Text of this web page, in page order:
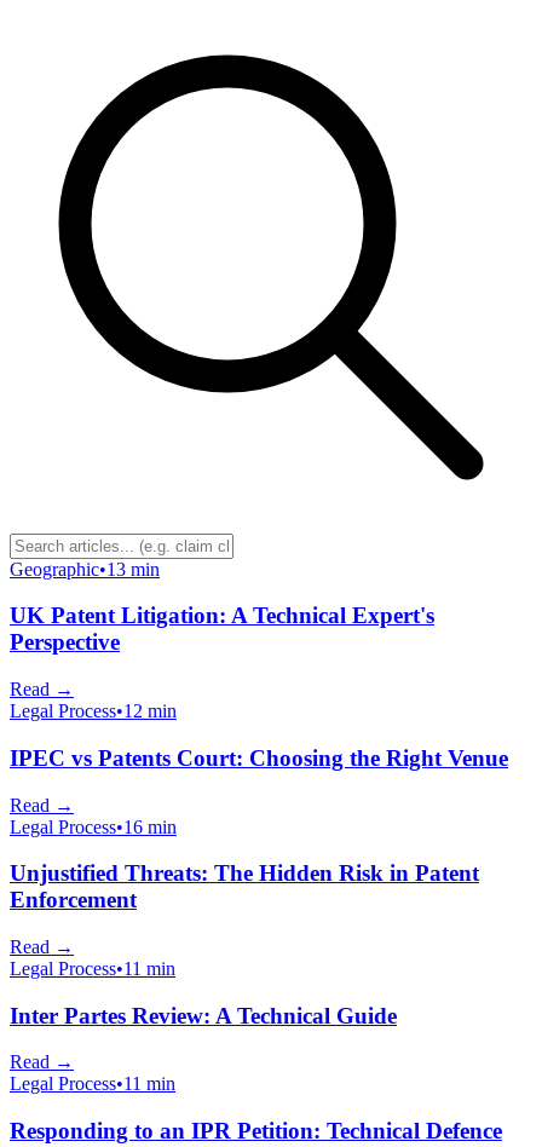
Geographic•13 min
UK Patent Litigation: A Technical Expert's
Perspective
Read →
Legal Process•12 min
IPEC vs Patents Court: Choosing the Right Venue
Read →
Legal Process•16 min
Unjustified Threats: The Hidden Risk in Patent
Enforcement
Read →
Legal Process•11 min
Inter Partes Review: A Technical Guide
Read →
Legal Process•11 min
Responding to an IPR Petition: Technical Defence